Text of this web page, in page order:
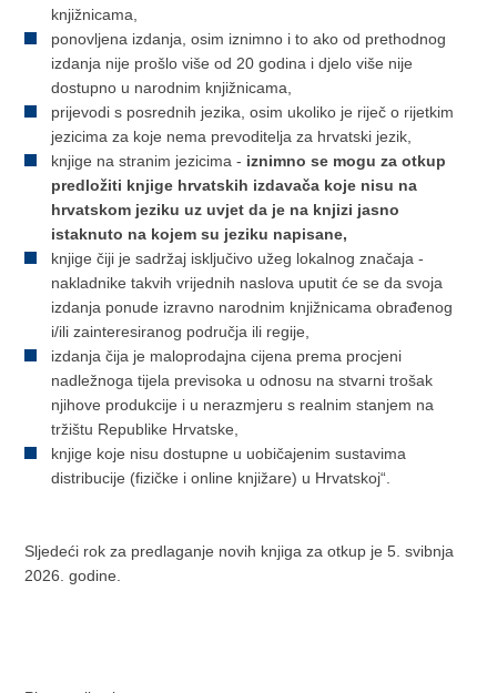
knjižnicama,
ponovljena izdanja, osim iznimno i to ako od prethodnog
izdanja nije prošlo više od 20 godina i djelo više nije
dostupno u narodnim knjižnicama,
prijevodi s posrednih jezika, osim ukoliko je riječ o rijetkim
jezicima za koje nema prevoditelja za hrvatski jezik,
knjige na stranim jezicima - iznimno se mogu za otkup
predložiti knjige hrvatskih izdavača koje nisu na
hrvatskom jeziku uz uvjet da je na knjizi jasno
istaknuto na kojem su jeziku napisane,
knjige čiji je sadržaj isključivo užeg lokalnog značaja -
nakladnike takvih vrijednih naslova uputit će se da svoja
izdanja ponude izravno narodnim knjižnicama obrađenog
i/ili zainteresiranog područja ili regije,
izdanja čija je maloprodajna cijena prema procjeni
nadležnoga tijela previsoka u odnosu na stvarni trošak
njihove produkcije i u nerazmjeru s realnim stanjem na
tržištu Republike Hrvatske,
knjige koje nisu dostupne u uobičajenim sustavima
distribucije (fizičke i online knjižare) u Hrvatskoj“.
Sljedeći rok za predlaganje novih knjiga za otkup je 5. svibnja
2026. godine.